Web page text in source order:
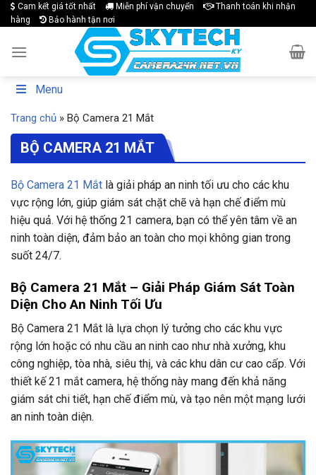
Skip
to
Cam kết giá tốt nhất Miễn phí vận chuyển
Thanh toán khi nhận
hàng
Bảo hành tận nơi
Menu
Trang chủ » Bộ Camera 21 Mắt
BỘ CAMERA 21 MẮT
Bộ Camera 21 Mắt là giải pháp an ninh tối ưu cho các khu
vực rộng lớn, giúp giám sát chặt chẽ và hạn chế điểm mù
hiệu quả. Với hệ thống 21 camera, bạn có thể yên tâm về an
ninh toàn diện, đảm bảo an toàn cho mọi không gian trong
suốt 24/7.
Bộ Camera 21 Mắt – Giải Pháp Giám Sát Toàn
Diện Cho An Ninh Tối Ưu
Bộ Camera 21 Mắt là lựa chọn lý tưởng cho các khu vực
rộng lớn hoặc có nhu cầu an ninh cao như nhà xưởng, khu
công nghiệp, tòa nhà, siêu thị, và các khu dân cư cao cấp. Với
thiết kế 21 mắt camera, hệ thống này mang đến khả năng
giám sát chi tiết, hạn chế điểm mù, và tạo nên một mạng lưới
an ninh toàn diện.